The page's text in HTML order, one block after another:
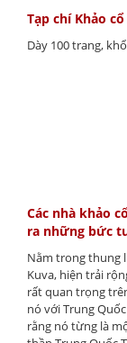
Tạp chí Khảo
Dày 100 trang,
Các nhà khảo
ra những bức
Nằm trong thung
Kuva, hiện trải
rất quan trọng
nó với Trung
rằng nó từng là